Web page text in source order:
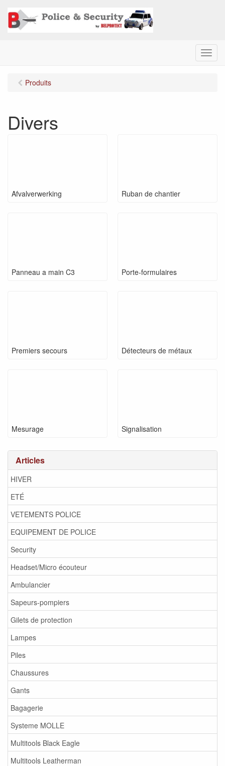
M
e
Articles
HIVER
ETÉ
VETEMENTS POLICE
EQUIPEMENT DE POLICE
Security
Headset/Micro écouteur
Ambulancier
Sapeurs-pompiers
Gilets de protection
Lampes
Piles
Chaussures
Gants
Bagagerie
Systeme MOLLE
Multitools Black Eagle
Multitools Leatherman
Produits
Divers
Afvalverwerking Ruban de chantier
Panneau a main C3 Porte-formulaires
Premiers secours Détecteurs de métaux
Mesurage Signalisation